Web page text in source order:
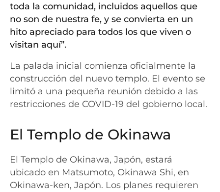
toda la comunidad, incluidos aquellos que
no son de nuestra fe, y se convierta en un
hito apreciado para todos los que viven o
visitan aquí”.
La palada inicial comienza oficialmente la
construcción del nuevo templo. El evento se
limitó a una pequeña reunión debido a las
restricciones de COVID-19 del gobierno local.
El Templo de Okinawa
El Templo de Okinawa, Japón, estará
ubicado en Matsumoto, Okinawa Shi, en
Okinawa-ken, Japón. Los planes requieren